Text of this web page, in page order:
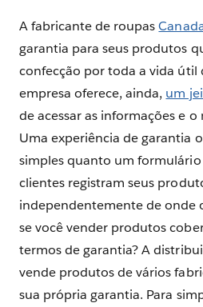
A fabricante de roupas
garantia para seus produtos
confecção por toda a vida útil
empresa oferece, ainda, um
de acessar as informações e
Uma experiência de garantia
simples quanto um
clientes registram seus
independentemente de onde
se você vender produtos
termos de garantia? A
vende produtos de vários
sua própria garantia. Para